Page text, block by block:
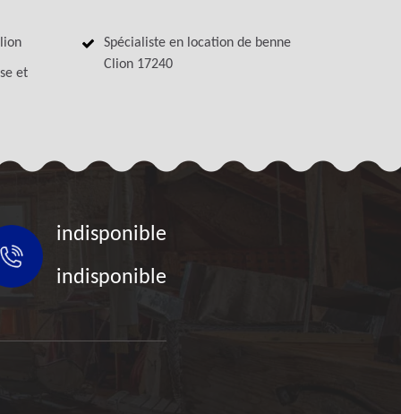
et
Spécialiste en location de benne
Clion 17240
indisponible
indisponible